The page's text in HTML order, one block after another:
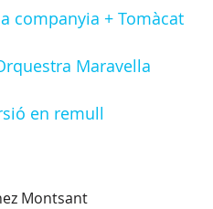
companyia + Tomàcat
Maravella
en remull
Montsant